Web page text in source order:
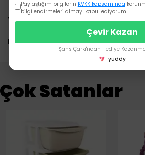
Yorumlar
Bu ürün için henüz yorum yapılmamış.
Çok Satanlar
Paylaştığım bilgilerin KVKK kapsamında
bilgilendirmeleri almayı kabul ediyorum.
Çevir Kazan
Şans Çarkı'ndan Hediye
yuddy